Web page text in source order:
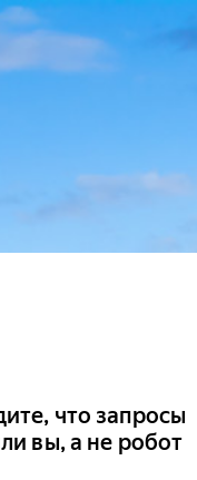
что запросы
вы, а не робот